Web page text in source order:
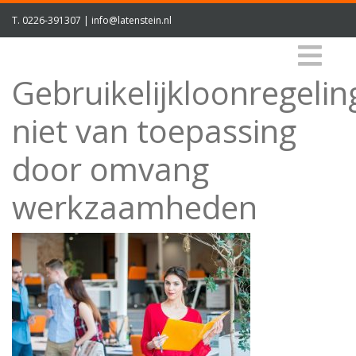
T. 0226-391307 | info@latenstein.nl
niet van toepassing
door omvang
werkzaamheden